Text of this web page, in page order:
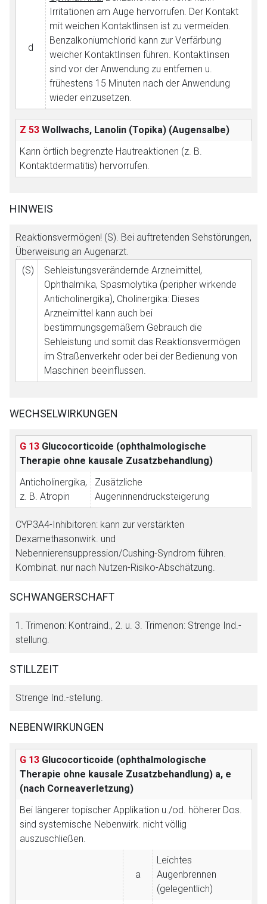
d
Irritationen am Auge hervorrufen. Der Kontakt
mit weichen Kontaktlinsen ist zu vermeiden.
Benzalkoniumchlorid kann zur Verfärbung
weicher Kontaktlinsen führen. Kontaktlinsen
sind vor der Anwendung zu entfernen u.
frühestens 15 Minuten nach der Anwendung
wieder einzusetzen.
Z 53 Wollwachs, Lanolin (Topika) (Augensalbe)
Kann örtlich begrenzte Hautreaktionen (z. B.
Kontaktdermatitis) hervorrufen.
HINWEIS
Reaktionsvermögen! (S). Bei auftretenden Sehstörungen,
Überweisung an Augenarzt.
(S)
Sehleistungsverändernde Arzneimittel,
Ophthalmika, Spasmolytika (peripher wirkende
Anticholinergika), Cholinergika: Dieses
Arzneimittel kann auch bei
bestimmungsgemäßem Gebrauch die
Sehleistung und somit das Reaktionsvermögen
im Straßenverkehr oder bei der Bedienung von
Maschinen beeinflussen.
WECHSELWIRKUNGEN
G 13 Glucocorticoide (ophthalmologische
Therapie ohne kausale Zusatzbehandlung)
Anticholinergika,
z. B. Atropin
Zusätzliche
Augeninnendrucksteigerung
CYP3A4-Inhibitoren: kann zur verstärkten
Dexamethasonwirk. und
Nebennierensuppression/Cushing-Syndrom führen.
Kombinat. nur nach Nutzen-Risiko-Abschätzung.
SCHWANGERSCHAFT
1. Trimenon: Kontraind., 2. u. 3. Trimenon: Strenge Ind.-
stellung.
STILLZEIT
Strenge Ind.-stellung.
NEBENWIRKUNGEN
G 13 Glucocorticoide (ophthalmologische
Therapie ohne kausale Zusatzbehandlung) a, e
(nach Corneaverletzung)
Bei längerer topischer Applikation u./od. höherer Dos.
sind systemische Nebenwirk. nicht völlig
auszuschließen.
a
Leichtes
Augenbrennen
(gelegentlich)
Aufruf einer externen Seite
Der von Ihnen aufgerufene Link öffnet eine externe Web-
Seite. Für die Inhalte der externen Web-Seite ist deren
Betreiber verantwortlich. Ebenso gelten dort ggf. andere
Datenschutzbestimmungen.